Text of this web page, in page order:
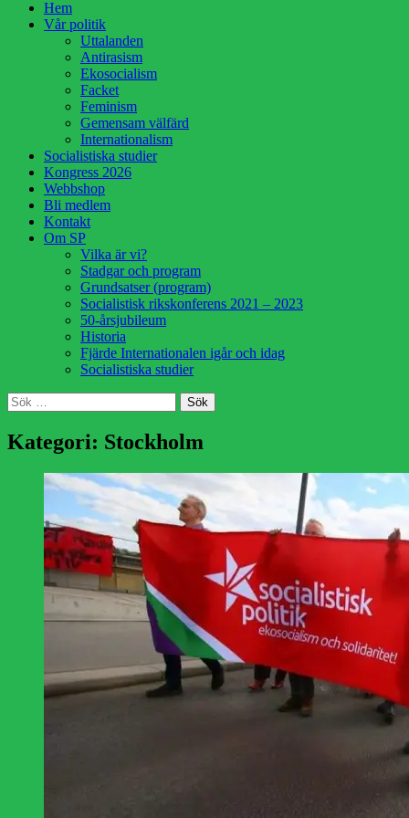
HoppaHem
Vår politik
Uttalanden
Antirasism
Ekosocialism
Facket
Feminism
Gemensam välfärd
Internationalism
Socialistiska studier
Kongress 2026
Webbshop
Bli medlem
Kontakt
Om SP
Vilka är vi?
Stadgar och program
Grundsatser (program)
Socialistisk rikskonferens 2021 – 2023
50-årsjubileum
Historia
Fjärde Internationalen igår och idag
Socialistiska studier
Sök
Sök
efter:
Kategori: Stockholm